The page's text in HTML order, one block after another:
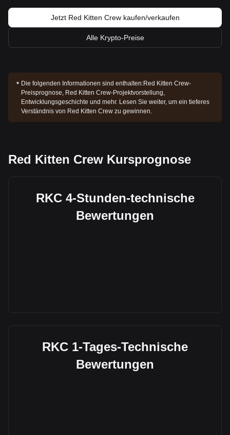
Jetzt Red Kitten Crew kaufen/verkaufen
Alle Krypto-Preise
Die folgenden Informationen sind enthalten:Red Kitten Crew-
Preisprognose, Red Kitten Crew-Projektvorstellung,
Entwicklungsgeschichte und mehr. Lesen Sie weiter, um ein tieferes
Verständnis von Red Kitten Crew zu gewinnen.
Red Kitten Crew Kursprognose
RKC 4-Stunden-technische
Bewertungen
RKC 1-Tages-Technische
Bewertungen